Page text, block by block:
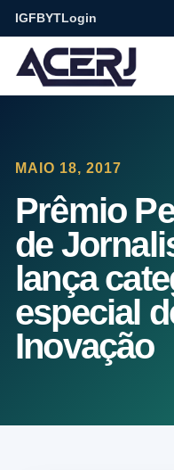
IGFBYTLogin
MAIO 18, 2017
Prêmio
de
lança
especial
Inovação